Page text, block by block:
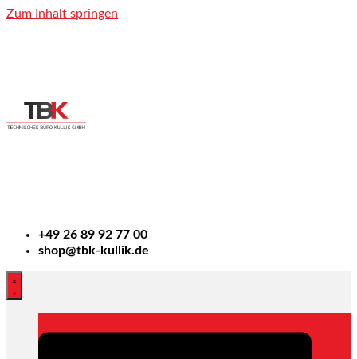
Zum Inhalt springen
+49 26 89 92 77 00
shop@tbk-kullik.de